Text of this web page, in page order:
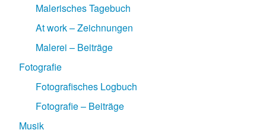
Malerisches Tagebuch
At work – Zeichnungen
Malerei – Beiträge
Fotografie
Fotografisches Logbuch
Fotografie – Beiträge
Musik